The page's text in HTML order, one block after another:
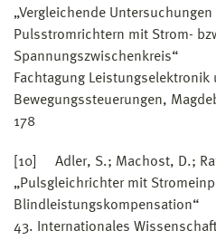
„Vergleichende
Pulsstromrichtern mit Strom-
Spannungszwischenkreis“
Fachtagung
Bewegungssteuerungen,
178
[10] Adler, S.; Machost, D.;
„Pulsgleichrichter mit
Blindleistungskompensation“
43. Internationales